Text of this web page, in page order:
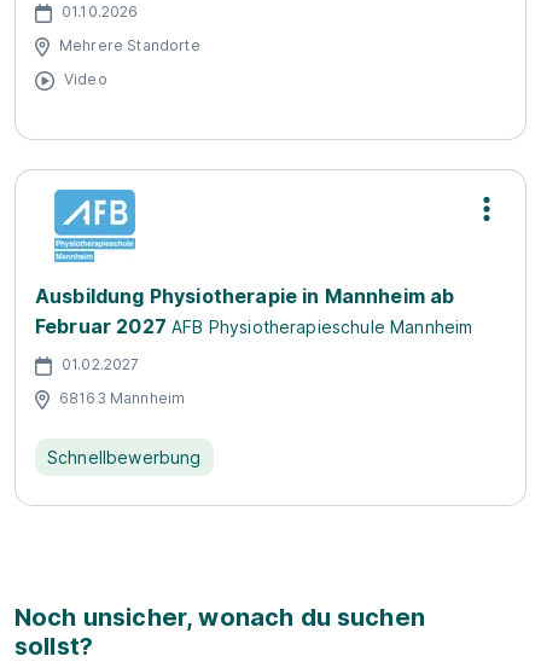
01.10.2026
Mehrere Standorte
Video
Ausbildung Physiotherapie in Mannheim ab
Februar 2027 AFB Physiotherapieschule Mannheim
01.02.2027
68163 Mannheim
Schnellbewerbung
Noch unsicher, wonach du suchen
sollst?